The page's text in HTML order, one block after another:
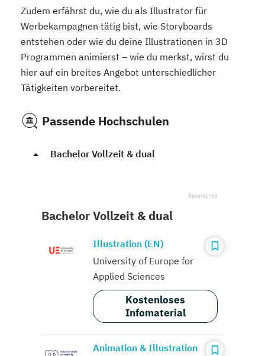
Zudem erfährst du, wie du als Illustrator für
Werbekampagnen tätig bist, wie Storyboards
entstehen oder wie du deine Illustrationen in 3D
Programmen animierst – wie du merkst, wirst du
hier auf ein breites Angebot unterschiedlicher
Tätigkeiten vorbereitet.
Passende Hochschulen
Bachelor Vollzeit & dual
Bachelor Vollzeit & dual
Illustration (EN)
University of Europe for
Applied Sciences
Kostenloses
Infomaterial
Animation & Illustration